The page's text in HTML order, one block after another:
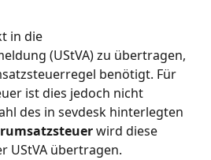
in die
(UStVA) zu übertragen,
benötigt. Für
ist dies jedoch nicht
des in sevdesk hinterlegten
wird diese
UStVA übertragen.